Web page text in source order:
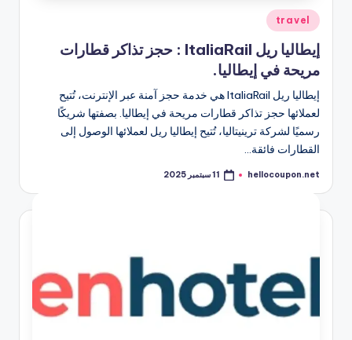
نُشر
في
travel
إيطاليا ريل ItaliaRail : حجز تذاكر قطارات
مريحة في إيطاليا.
إيطاليا ريل ItaliaRail هي خدمة حجز آمنة عبر الإنترنت، تُتيح
لعملائها حجز تذاكر قطارات مريحة في إيطاليا. بصفتها شريكًا
رسميًا لشركة ترينيتاليا، تُتيح إيطاليا ريل لعملائها الوصول إلى
القطارات فائقة…
تمّ
بواسطة
hellocoupon.net 11 سبتمبر 2025